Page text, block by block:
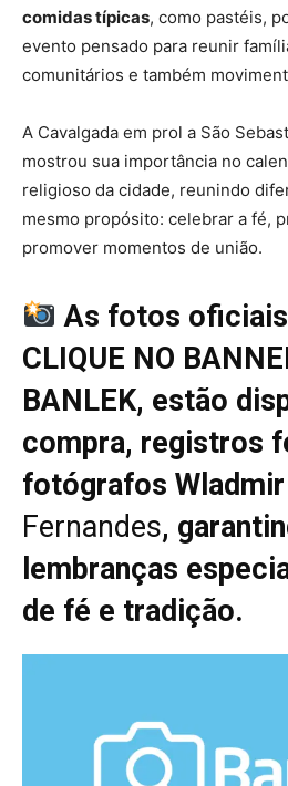
comidas típicas, como pastéis,
evento pensado para reunir
comunitários e também
A Cavalgada em prol a São
mostrou sua importância no
religioso da cidade, reunindo
mesmo propósito: celebrar a fé,
promover momentos de união.
As fotos
CLIQUE NO
BANLEK, estão
compra, registros
fotógrafos
Fernandes,
lembranças
de fé e tradição.